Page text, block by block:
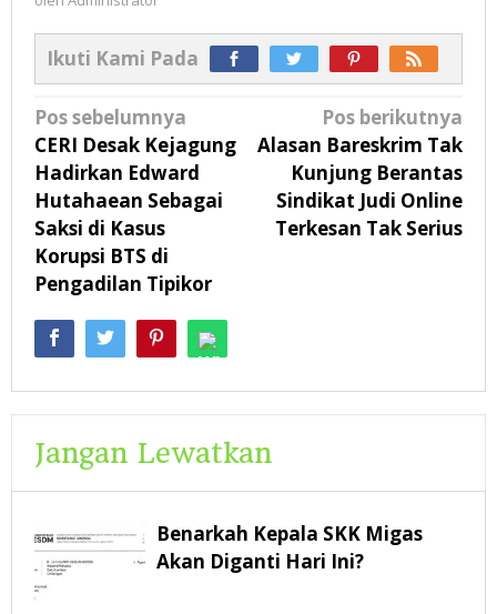
Ikuti Kami Pada
Navigasi
pos
Pos sebelumnya
CERI Desak Kejagung
Hadirkan Edward
Hutahaean Sebagai
Saksi di Kasus
Korupsi BTS di
Pengadilan Tipikor
Pos berikutnya
Alasan Bareskrim Tak
Kunjung Berantas
Sindikat Judi Online
Terkesan Tak Serius
Jangan Lewatkan
Benarkah Kepala SKK Migas
Akan Diganti Hari Ini?